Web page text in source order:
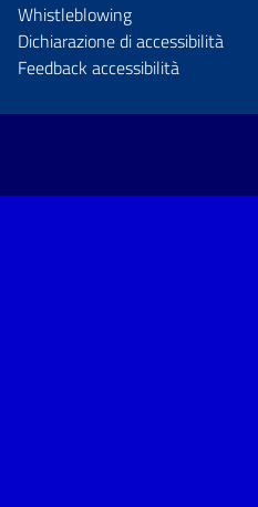
Whistleblowing
Dichiarazione di accessibilità
Feedback accessibilità